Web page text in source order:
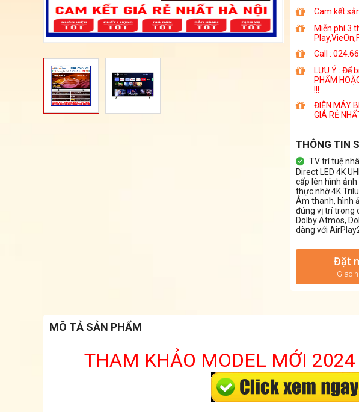
Cam kết
Miễn phí 3
Call :
LƯU Ý : Để
PHẨM
!!!
ĐIỆN MÁY
GIÁ RẺ
THÔNG TIN
TV trí tuệ
Direct LED 4K
cấp lên hình
thực nhờ 4K
Âm thanh, hình
đúng vị trí trong
Dolby Atmos,
dàng với
Đặt
Giao
MÔ TẢ SẢN PHẨM
THAM KHẢO MODEL MỚI